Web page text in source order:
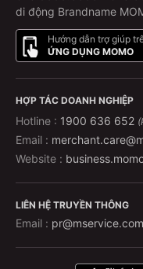
di động Brandname
Hướng dẫn trợ giúp
ỨNG DỤNG MOMO
HỢP TÁC DOANH NGHIỆP
Hotline : 1900 636 652
Email :
Website :
LIÊN HỆ TRUYỀN THÔNG
Email :